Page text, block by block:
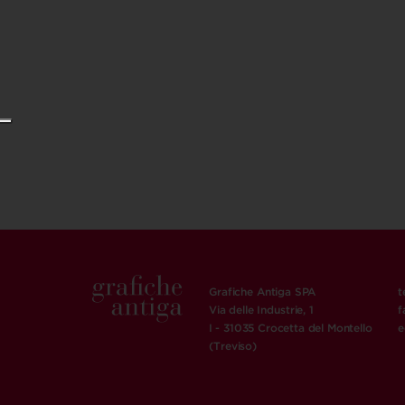
Grafiche Antiga SPA
Via delle Industrie, 1
I - 31035 Crocetta del Montello
(Treviso)